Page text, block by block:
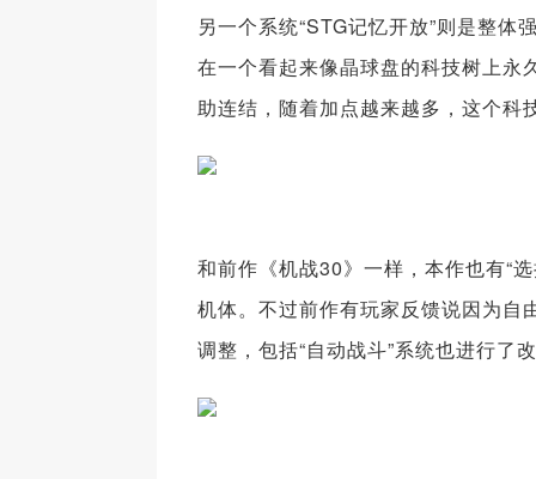
另一个系统“STG记忆开放”则是整
在一个看起来像晶球盘的科技树上永
助连结，随着加点越来越多，这个科
和前作《机战30》一样，本作也有“
机体。不过前作有玩家反馈说因为自
调整，包括“自动战斗”系统也进行了